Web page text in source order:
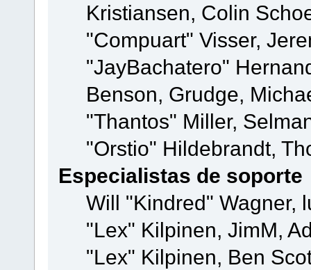
Kristiansen, Colin
"Compuart" Visser,
"JayBachatero"
Benson, Grudge,
"Thantos" Miller,
"Orstio" Hildebrandt,
Especialistas de soporte
Will "Kindred" Wagner,
"Lex" Kilpinen, JimM,
"Lex" Kilpinen, Ben